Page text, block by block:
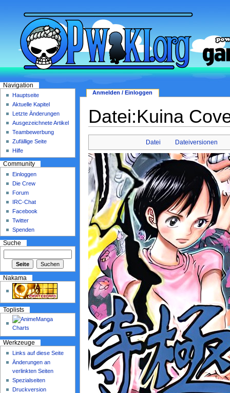
Datei:Kuina
Datei Dateiversionen
Anmelden / Einloggen
Navigation
Hauptseite
Aktuelle Kapitel
Letzte Änderungen
Ausgezeichnete Artikel
Teambewerbung
Zufällige Seite
Hilfe
Community
Einloggen
Die Crew
Forum
IRC-Chat
Facebook
Twitter
Spenden
Suche
Nakama
Toplists
Werkzeuge
Links auf diese Seite
Änderungen an
verlinkten Seiten
Spezialseiten
Druckversion